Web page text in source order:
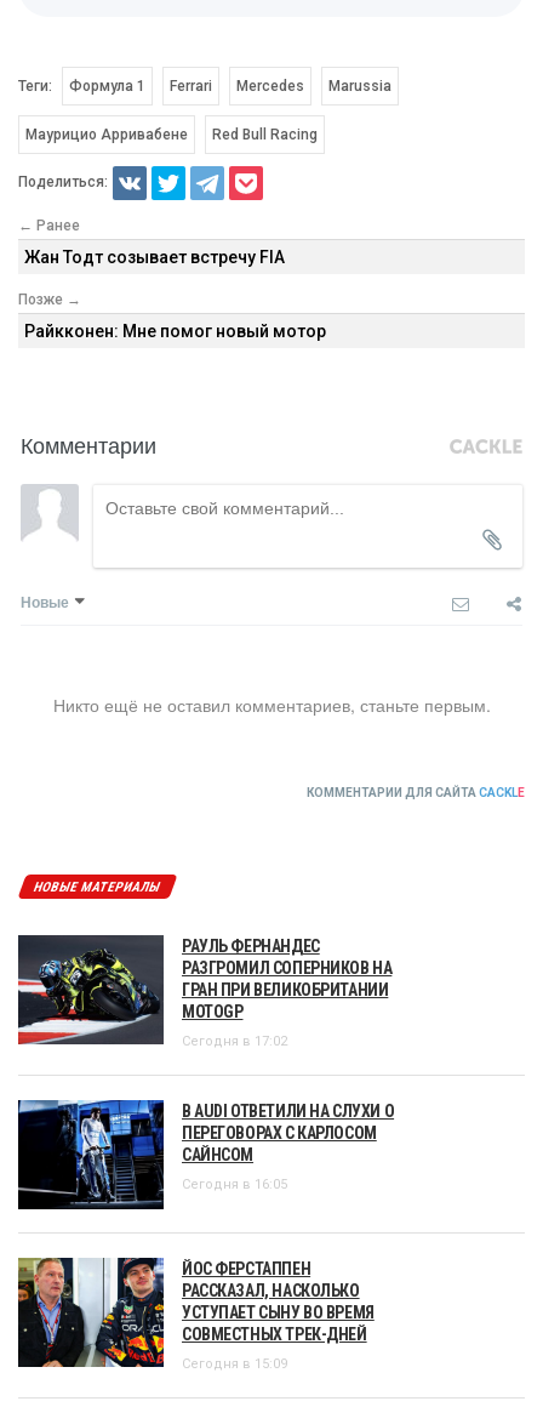
Теги: Формула 1 Ferrari Mercedes Marussia
Маурицио Арривабене Red Bull Racing
Поделиться:
← Ранее
Жан Тодт созывает встречу FIA
Позже →
Райкконен: Мне помог новый мотор
Комментарии
Новые
Никто ещё не оставил комментариев, станьте первым.
КОММЕНТАРИИ ДЛЯ САЙТА CACKLE
НОВЫЕ МАТЕРИАЛЫ
РАУЛЬ ФЕРНАНДЕС
РАЗГРОМИЛ СОПЕРНИКОВ НА
ГРАН ПРИ ВЕЛИКОБРИТАНИИ
MOTOGP
Сегодня в 17:02
В AUDI ОТВЕТИЛИ НА СЛУХИ О
ПЕРЕГОВОРАХ С КАРЛОСОМ
САЙНСОМ
Сегодня в 16:05
ЙОС ФЕРСТАППЕН
РАССКАЗАЛ, НАСКОЛЬКО
УСТУПАЕТ СЫНУ ВО ВРЕМЯ
СОВМЕСТНЫХ ТРЕК-ДНЕЙ
Сегодня в 15:09